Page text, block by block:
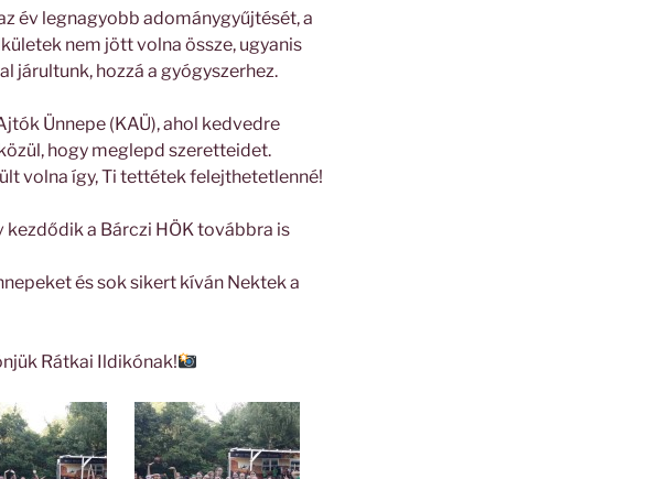
év legnagyobb adománygyűjtését, a
nem jött volna össze, ugyanis
járultunk, hozzá a gyógyszerhez.
Ünnepe (KAÜ), ahol kedvedre
hogy meglepd szeretteidet.
volna így, Ti tettétek felejthetetlenné!
kezdődik a Bárczi HÖK továbbra is
és sok sikert kíván Nektek a
Rátkai Ildikónak!